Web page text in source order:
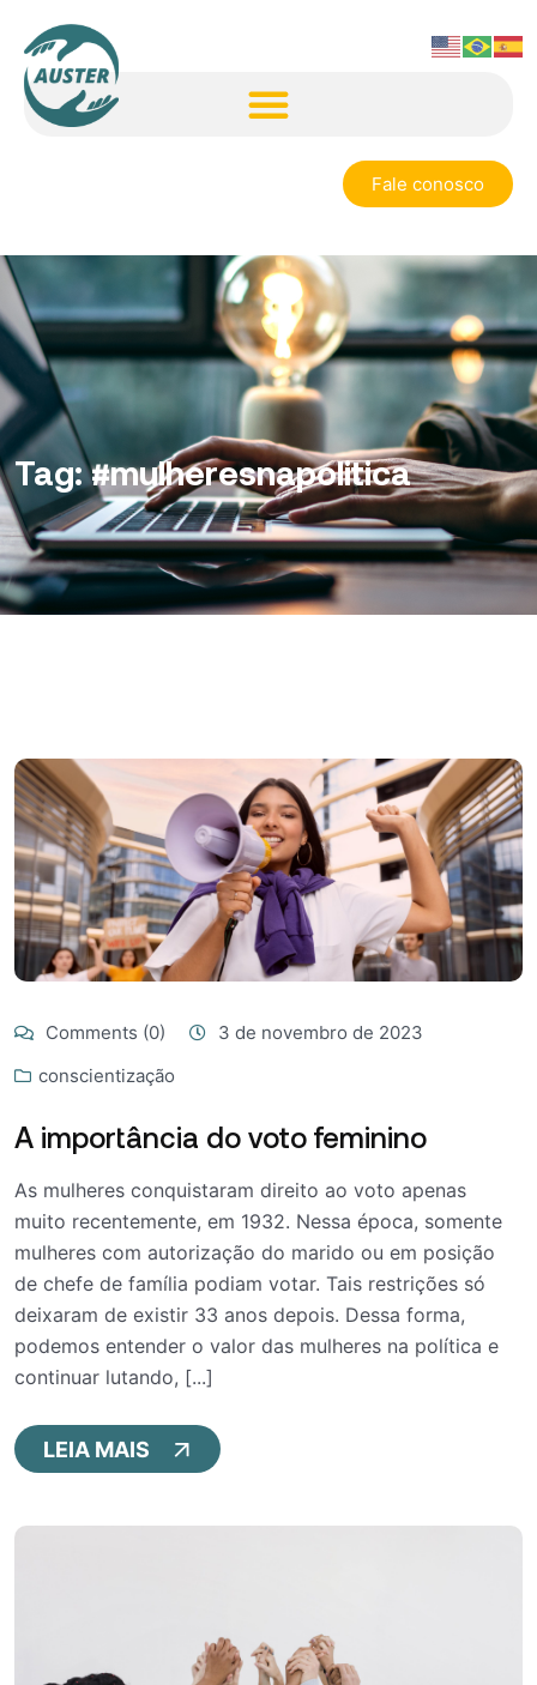
Fale conosco
Tag:#mulheresnapolitica
Comments (0)
3 de novembro de 2023
conscientização
A importância do voto feminino
As mulheres conquistaram direito ao voto apenas
muito recentemente, em 1932. Nessa época, somente
mulheres com autorização do marido ou em posição
de chefe de família podiam votar. Tais restrições só
deixaram de existir 33 anos depois. Dessa forma,
podemos entender o valor das mulheres na política e
continuar lutando, [...]
LEIA MAIS